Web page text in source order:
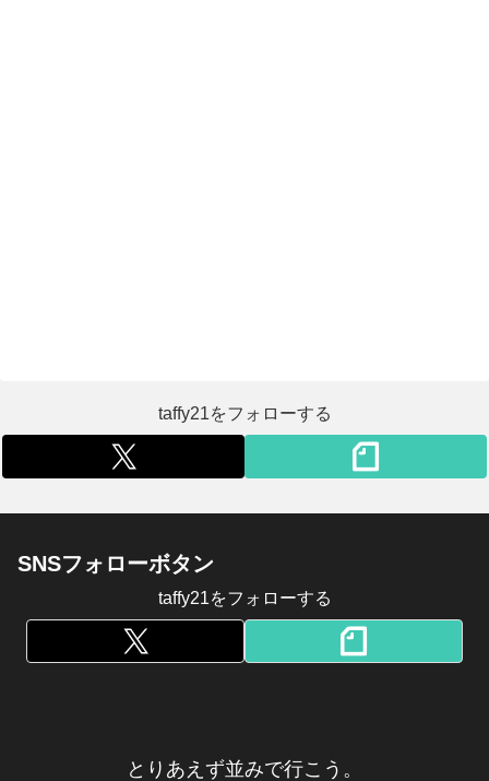
taffy21をフォローする
SNSフォローボタン
taffy21をフォローする
とりあえず並みで行こう。